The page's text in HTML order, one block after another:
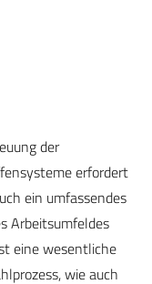
der
erfordert
ein umfassendes
Arbeitsumfeldes
eine wesentliche
wie auch